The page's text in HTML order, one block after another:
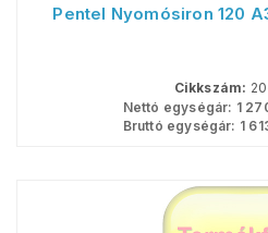
Pentel Nyomósiron 120
Cikkszám:
Nettó egységár: 1
Bruttó egységár: 1